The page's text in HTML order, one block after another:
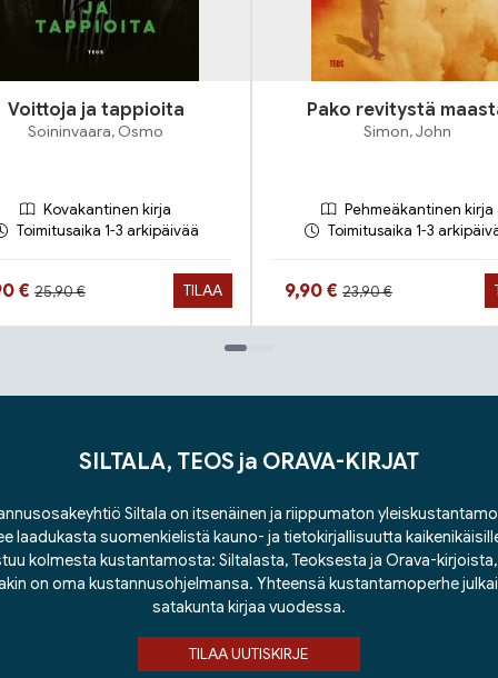
Voittoja ja tappioita
Soininvaara, Osmo
Kovakantinen kirja
Toimitusaika 1-3 arkipäivää
nyt
€ Hinta aiemmin
25,90 € TILAA
Pako revitystä
Simon, John
Pehmeäkantinen kirja
Toimitusaika 1-3
Hinta nyt
9,90 € Hinta aiemmin
23,90 €
SILTALA, TEOS ja ORAVA-KIRJAT
Siltala on itsenäinen ja riippumaton
laadukasta suomenkielistä kauno- ja tietokirjallisuutta
kolmesta kustantamosta: Siltalasta, Teoksesta ja Orava-
on oma kustannusohjelmansa. Yhteensä kustantamoperhe
satakunta kirjaa vuodessa.
TILAA UUTISKIRJE